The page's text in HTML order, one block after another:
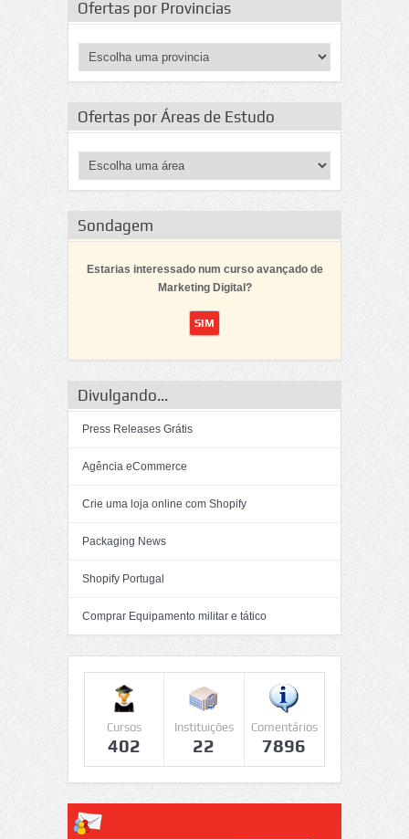
Ofertas por Provincias
Ofertas por Áreas de Estudo
Sondagem
Estarias interessado num curso avançado de
Marketing Digital?
Divulgando...
Press Releases Grátis
Agência eCommerce
Crie uma loja online com Shopify
Packaging News
Shopify Portugal
Comprar Equipamento militar e tático
Cursos
402
Instituições
22
Comentários
7896